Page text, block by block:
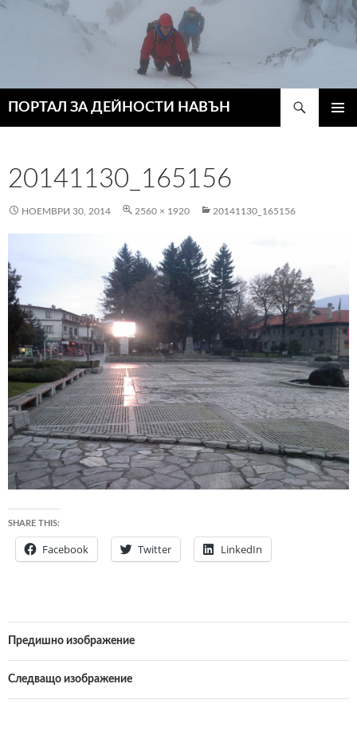
ПОРТАЛ ЗА ДЕЙНОСТИ НАВЪН
20141130_165156
НОЕМВРИ 30, 2014 2560 × 1920 20141130_165156
SHARE THIS:
Facebook Twitter LinkedIn
Предишно изображение
Следващо изображение